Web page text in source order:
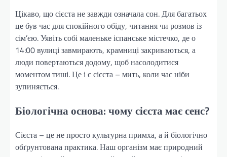
Цікаво, що сієста не завжди означала сон. Для багатьох
це був час для спокійного обіду, читання чи розмов із
сім’єю. Уявіть собі маленьке іспанське містечко, де о
14:00 вулиці завмирають, крамниці закриваються, а
люди повертаються додому, щоб насолодитися
моментом тиші. Це і є сієста – мить, коли час ніби
зупиняється.
Біологічна основа: чому сієста має сенс?
Сієста – це не просто культурна примха, а й біологічно
обґрунтована практика. Наш організм має природний